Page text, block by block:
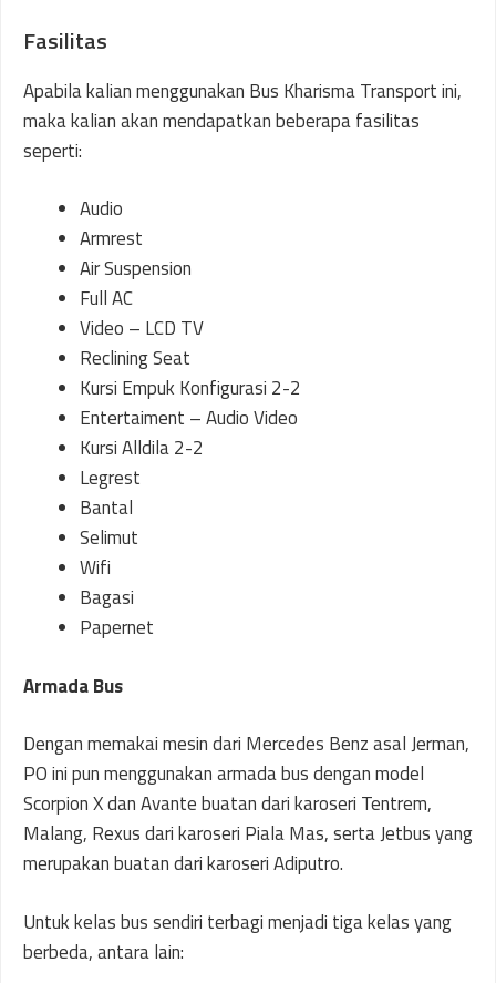
Fasilitas
Apabila kalian menggunakan Bus Kharisma Transport ini,
maka kalian akan mendapatkan beberapa fasilitas
seperti:
Audio
Armrest
Air Suspension
Full AC
Video – LCD TV
Reclining Seat
Kursi Empuk Konfigurasi 2-2
Entertaiment – Audio Video
Kursi Alldila 2-2
Legrest
Bantal
Selimut
Wifi
Bagasi
Papernet
Armada Bus
Dengan memakai mesin dari Mercedes Benz asal Jerman,
PO ini pun menggunakan armada bus dengan model
Scorpion X dan Avante buatan dari karoseri Tentrem,
Malang, Rexus dari karoseri Piala Mas, serta Jetbus yang
merupakan buatan dari karoseri Adiputro.
Untuk kelas bus sendiri terbagi menjadi tiga kelas yang
berbeda, antara lain: